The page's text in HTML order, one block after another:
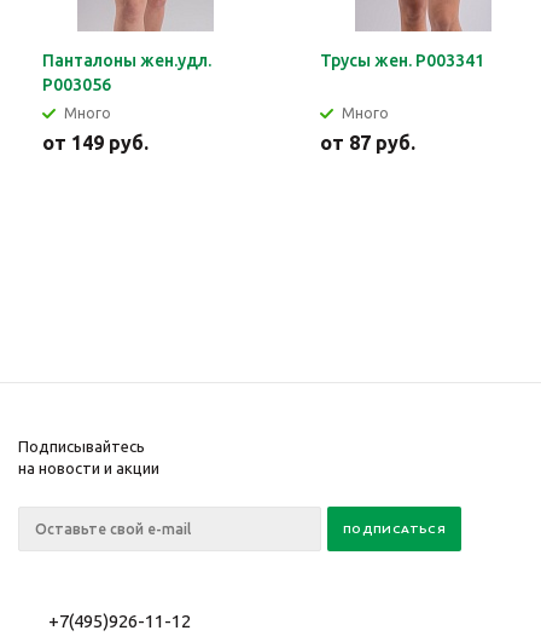
Панталоны жен.удл.
Р003056
Много
от 149 руб.
Трусы жен. Р003341
Много
от 87 руб.
Подписывайтесь
на новости и акции
+7(495)926-11-12